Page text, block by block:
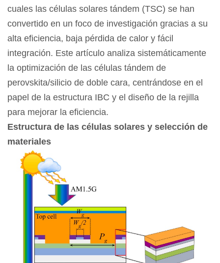
cuales las células solares tándem (TSC) se han
convertido en un foco de investigación gracias a su
alta eficiencia, baja pérdida de calor y fácil
integración. Este artículo analiza sistemáticamente
la optimización de las células tándem de
perovskita/silicio de doble cara, centrándose en el
papel de la estructura IBC y el diseño de la rejilla
para mejorar la eficiencia.
Estructura de las células solares y selección de
materiales